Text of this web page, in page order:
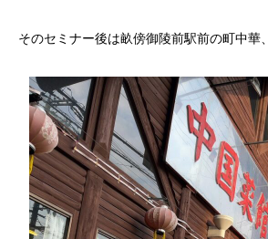
そのセミナー後は畝傍御陵前駅前の町中華